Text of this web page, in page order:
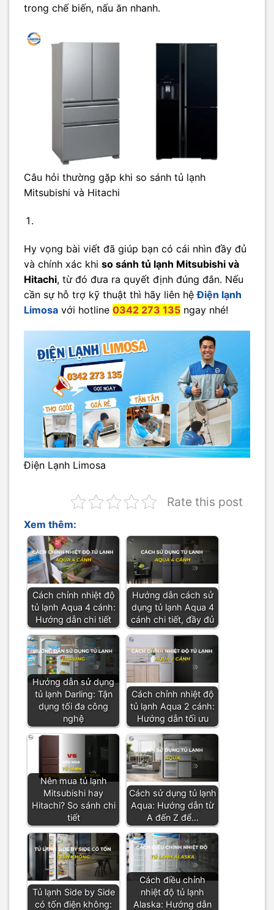
trong chế biến, nấu ăn nhanh.
Câu hỏi thường gặp khi so sánh tủ lạnh
Mitsubishi và Hitachi
Hy vọng bài viết đã giúp bạn có cái nhìn đầy đủ
và chính xác khi so sánh tủ lạnh Mitsubishi và
Hitachi, từ đó đưa ra quyết định đúng đắn. Nếu
cần sự hỗ trợ kỹ thuật thì hãy liên hệĐiện lạnh
Limosa với hotline 0342 273 135 ngay nhé!
Điện Lạnh Limosa
Rate this post
Xem thêm:
Cách chỉnh nhiệt độ
tủ lạnh Aqua 4 cánh:
Hướng dẫn chi tiết
Hướng dẫn cách sử
dụng tủ lạnh Aqua 4
cánh chi tiết, đầy đủ
Hướng dẫn sử dụng
tủ lạnh Darling: Tận
dụng tối đa công
nghệ
Cách chỉnh nhiệt độ
tủ lạnh Aqua 2 cánh:
Hướng dẫn tối ưu
Nên mua tủ lạnh
Mitsubishi hay
Hitachi? So sánh chi
tiết
Cách sử dụng tủ lạnh
Aqua: Hướng dẫn từ
A đến Z để…
Tủ lạnh Side by Side
có tốn điện không:
Cách điều chỉnh
nhiệt độ tủ lạnh
Alaska: Hướng dẫn